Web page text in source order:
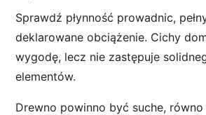
Sprawdź płynność prowadnic,
deklarowane obciążenie. Cichy
wygodę, lecz nie zastępuje
elementów.
Drewno powinno być suche,